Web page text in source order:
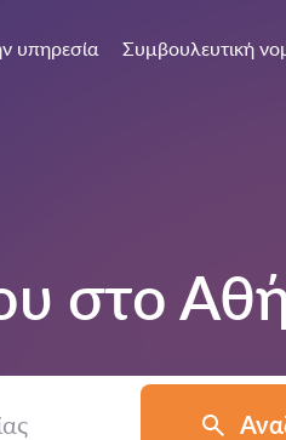
υπηρεσία Συμβουλευτική
στο